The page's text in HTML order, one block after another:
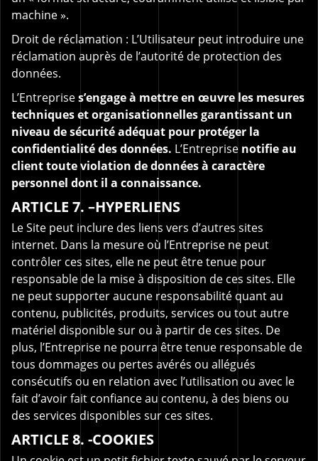
machine ».
Droit de réclamation : L’Utilisateur peut introduire une
réclamation auprès de l’autorité de protection des
données.
L’Entreprises’engage à mettre en œuvre les mesures
techniques et organisationnelles garantissant un
niveau de sécurité adéquat pour protéger la
confidentialité des données. L’Entreprise notifie au
client toute violation de données à caractère
personnel dont il a connaissance.
ARTICLE 7. –HYPERLIENS
Le Site peut inclure des liens vers d’autres sites
internet. Dans la mesure où l’Entreprise ne peut
contrôler ces sites, elle ne peut être tenue pour
responsable de la mise à disposition de ces sites. Elle
ne peut supporter aucune responsabilité quant au
contenu, publicités, produits, services ou tout autre
matériel disponible sur ou à partir de ces sites. De
plus, l’Entreprise ne pourra être tenue responsable de
tous dommages ou pertes avérés ou allégués
consécutifs ou en relation avec l’utilisation ou avec le
fait d’avoir fait confiance au contenu, à des biens ou
des services disponibles sur ces sites.
ARTICLE 8. -COOKIES